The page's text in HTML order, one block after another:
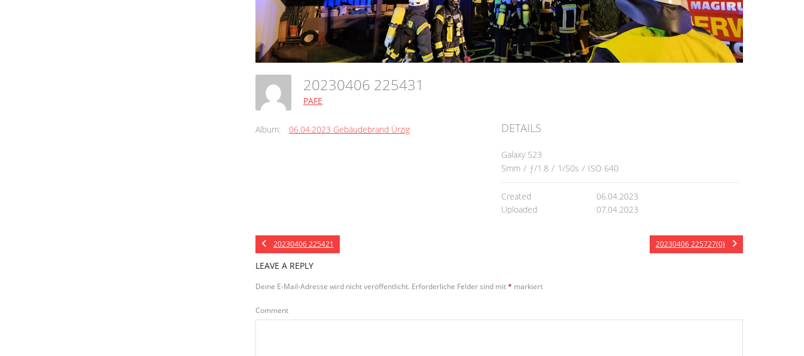
20230406 225431
PAFE
Album: 06.04.2023 Gebäudebrand Ürzig DETAILS
Galaxy S23
5mm / ƒ/1.8 / 1/50s / ISO 640
Created
06.04.2023
Uploaded
07.04.2023
20230406 225421 20230406 225727(0)
LEAVE A REPLY
Deine E-Mail-Adresse wird nicht veröffentlicht. Erforderliche Felder sind mit* markiert
Comment